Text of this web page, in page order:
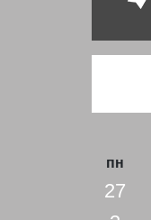
пн
27